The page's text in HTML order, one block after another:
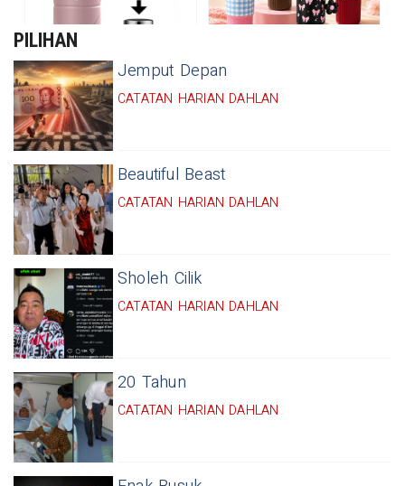
PILIHAN
Jemput Depan
CATATAN HARIAN DAHLAN
Beautiful Beast
CATATAN HARIAN DAHLAN
Sholeh Cilik
CATATAN HARIAN DAHLAN
20 Tahun
CATATAN HARIAN DAHLAN